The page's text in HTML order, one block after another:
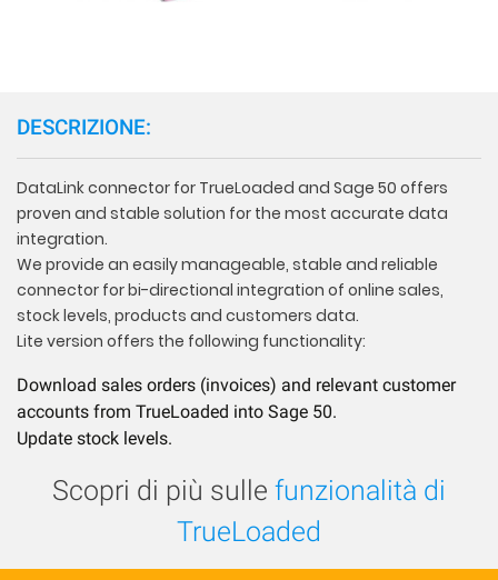
DESCRIZIONE:
DataLink connector for TrueLoaded and Sage 50 offers
proven and stable solution for the most accurate data
integration.
We provide an easily manageable, stable and reliable
connector for bi-directional integration of online sales,
stock levels, products and customers data.
Lite version offers the following functionality:
Download sales orders (invoices) and relevant customer
accounts from TrueLoaded into Sage 50.
Update stock levels.
Scopri di più sulle funzionalità di
TrueLoaded